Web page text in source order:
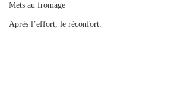
Mets au fromage
Après l’effort, le réconfort.